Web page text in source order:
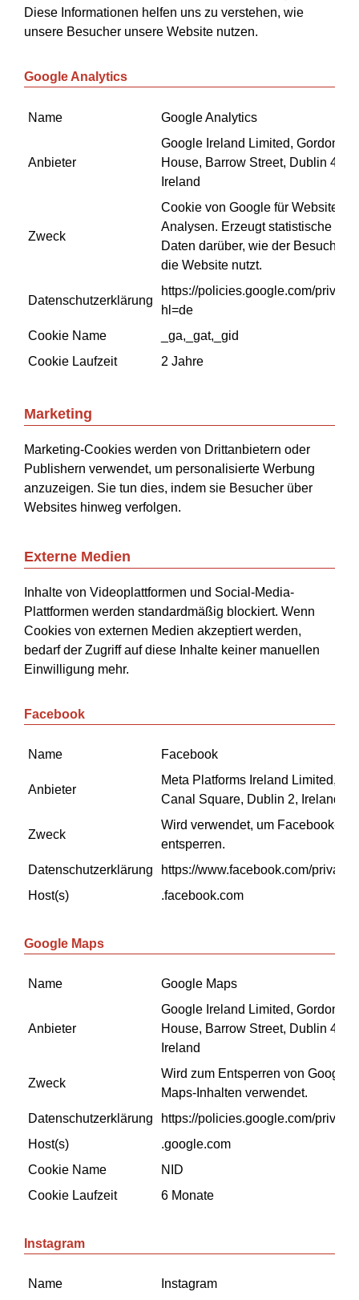
Diese Informationen helfen uns zu verstehen, wie
unsere Besucher unsere Website nutzen.
Google Analytics
Name Google Analytics
Anbieter
Google Ireland Limited, Gordon
House, Barrow Street, Dublin 4,
Ireland
Zweck
Cookie von Google für Website-
Analysen. Erzeugt statistische
Daten darüber, wie der Besucher
die Website nutzt.
Datenschutzerklärung
https://policies.google.com/
hl=de
Cookie Name
_ga,_gat,_gid
Cookie Laufzeit
2 Jahre
Marketing
Marketing-Cookies werden von Drittanbietern oder
Publishern verwendet, um personalisierte Werbung
anzuzeigen. Sie tun dies, indem sie Besucher über
Websites hinweg verfolgen.
Externe Medien
Inhalte von Videoplattformen und Social-Media-
Plattformen werden standardmäßig blockiert. Wenn
Cookies von externen Medien akzeptiert werden,
bedarf der Zugriff auf diese Inhalte keiner manuellen
Einwilligung mehr.
Facebook
Name Facebook
Anbieter
Meta Platforms Ireland Limited, 4
Canal Square, Dublin 2, Ireland
Zweck
Wird verwendet, um Facebook-
entsperren.
Datenschutzerklärung
https://www.facebook.com/
Host(s)
.facebook.com
Google Maps
Name Google Maps
Anbieter
Google Ireland Limited, Gordon
House, Barrow Street, Dublin 4,
Ireland
Zweck
Wird zum Entsperren von Google
Maps-Inhalten verwendet.
Datenschutzerklärung
https://policies.google.com/privacy
Host(s)
.google.com
Cookie Name
NID
Cookie Laufzeit
6 Monate
Instagram
Name Instagram